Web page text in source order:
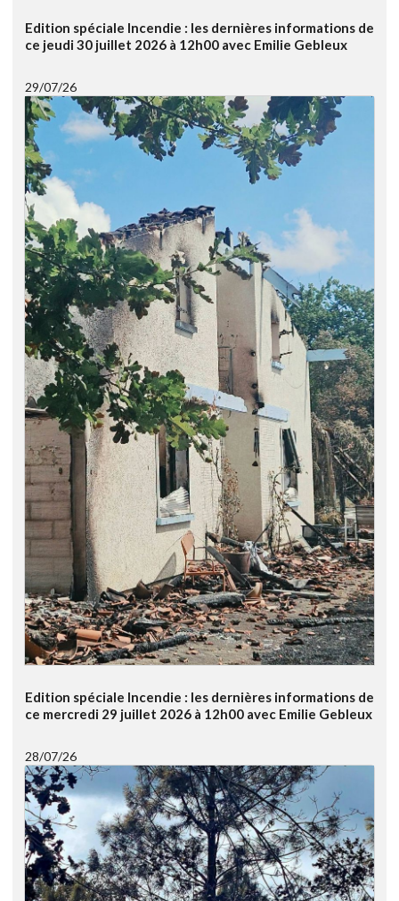
Edition spéciale Incendie : les dernières informations de
ce jeudi 30 juillet 2026 à 12h00 avec Emilie Gebleux
29/07/26
Edition spéciale Incendie : les dernières informations de
ce mercredi 29 juillet 2026 à 12h00 avec Emilie Gebleux
28/07/26